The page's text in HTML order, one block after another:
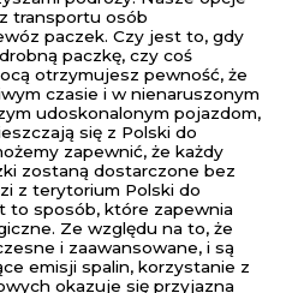
transportu osób
paczek. Czy jest to, gdy
paczkę, czy coś
otrzymujesz pewność, że
czasie i w nienaruszonym
udoskonalonym pojazdom,
się z Polski do
zapewnić, że każdy
zostaną dostarczone bez
z terytorium Polski do
to sposób, które zapewnia
Ze względu na to, że
i zaawansowane, i są
emisji spalin, korzystanie z
okazuje się przyjazna